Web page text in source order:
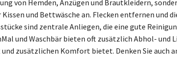
von Hemden, Anzügen und Brautkleidern,
und Bettwäsche an. Flecken entfernen und
sind zentrale Anliegen, die eine gute
und Waschbär bieten oft zusätzlich Abhol- und
zusätzlichen Komfort bietet. Denken Sie auch